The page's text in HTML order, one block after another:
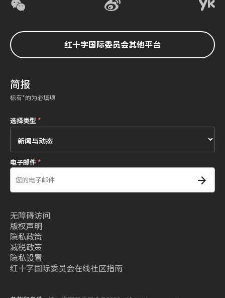
红十字国际委员会其他平台
简报
标有*的为必填项
选择类型*
电子邮件*
无障碍访问
版权声明
隐私政策
减税政策
隐私设置
红十字国际委员会在线社区指南